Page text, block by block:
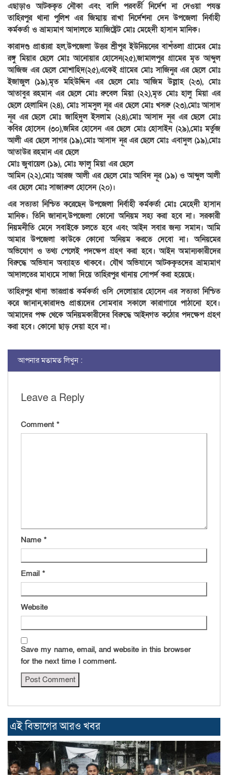
এছাড়াও আটককৃত নৌকা এবং বালি পরবর্তী নির্দেশ না দেওয়া পযন্ত
তাহিরপুর থানা পুলিশ এর জিম্মায় রাখা নির্দেশনা দেন উপজেলা নির্বাহী
কর্মকর্তা ও ভ্রাম্যমাণ আদালতে ম্যাজিষ্ট্রেট মোঃ মেহেদী হাসান মানিক।
কারাদণ্ড প্রাপ্ত্যরা হল,উপজেলা উত্তর শ্রীপুর ইউনিয়নের বাশঁতলা গ্রামের মোঃ
রঙ্গু মিয়ার ছেলে মোঃ আনোয়ার হোসেন(২৫),জামালপুর গ্রামের মৃত আব্দুল
আজিজ এর ছেলে মোশাহিদ(২৫),একেই গ্রামের মোঃ সাজিনুর এর ছেলে মোঃ
ইজাজুল (১৯),মৃত মহিউদ্দিন এর ছেলে মোঃ আজিম উল্লাহ (২৩), মোঃ
আতাবুর রহমান এর ছেলে মোঃ রুবেল মিয়া (২২),মৃত মোঃ হালু মিয়া এর
ছেলে হেলামিন (২৪), মোঃ সামসুল নূর এর ছেলে মোঃ খসরু (২৩),মোঃ আসাদ
নূর এর ছেলে মোঃ জাহিদুল ইসলাম (২৪),মোঃ আসাদ নূর এর ছেলে মোঃ
কবির হোসেন (৩০),জমির হোসেন এর ছেলে মোঃ হোসাইন (২৯),মোঃ মর্তুজ
আলী এর ছেলে সাগর (১৯),মোঃ আসাদ নূর এর ছেলে মোঃ এবাদুল (১৯),মোঃ
আতাউর রহমান এর ছেলে
মোঃ জুবায়েল (১৯), মোঃ ফালু মিয়া এর ছেলে
আমিন (২২),মোঃ আরজ আলী এর ছেলে মোঃ আবিদ নূর (১৯) ও আব্দুল আলী
এর ছেলে মোঃ সাজারুল হোসেন (২০)।
এর সত্যতা নিশ্চিত করেছেন উপজেলা নির্বাহী কর্মকর্তা মোঃ মেহেদী হাসান
মানিক। তিনি জানান,উপজেলা কোনো অনিয়ম সহ্য করা হবে না। সরকারী
নিয়মনীতি মেনে সবাইকে চলতে হবে এবং আইন সবার জন্য সমান। আমি
আমার উপজেলা কাউকে কোনো অনিয়ম করতে দেবো না। অনিয়মের
অভিযোগ ও তথ্য পেলেই পদক্ষেপ গ্রহণ করা হবে। আইন অমান্যকারীদের
বিরুদ্ধে অভিযান অব্যাহত থাকবে। যৌথ অভিযানে আটককৃতদের ভ্রাম্যমাণ
আদালতের মাধ্যমে সাজা দিয়ে তাহিরপুর থানায় সোপর্দ করা হয়েছে।
তাহিরপুর থানা ভারপ্রাপ্ত কর্মকর্তা ওসি দেলোয়ার হোসেন এর সত্যতা নিশ্চিত
করে জানান,কারাদণ্ড প্রাপ্ত্যদের সোমবার সকালে কারাগারে পাঠানো হবে।
আমাদের পক্ষ থেকে অনিয়মকারীদের বিরুদ্ধে আইনগত কঠোর পদক্ষেপ গ্রহণ
করা হবে। কোনো ছাড় দেয়া হবে না।
আপনার মতামত লিখুন :
Leave a Reply
Comment *
Name *
Email *
Website
Save my name, email, and website in this browser
for the next time I comment.
এই বিভাগের আরও খবর